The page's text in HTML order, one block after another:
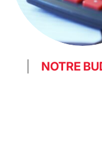
NOTRE